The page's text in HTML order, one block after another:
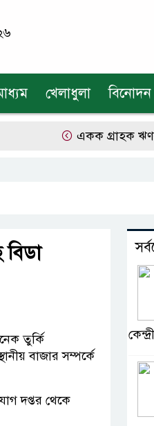
খেলাধুলা বিনোদন
একক গ্রাহক
বিডা
তুর্কি
বাজার সম্পর্কে
দপ্তর থেকে